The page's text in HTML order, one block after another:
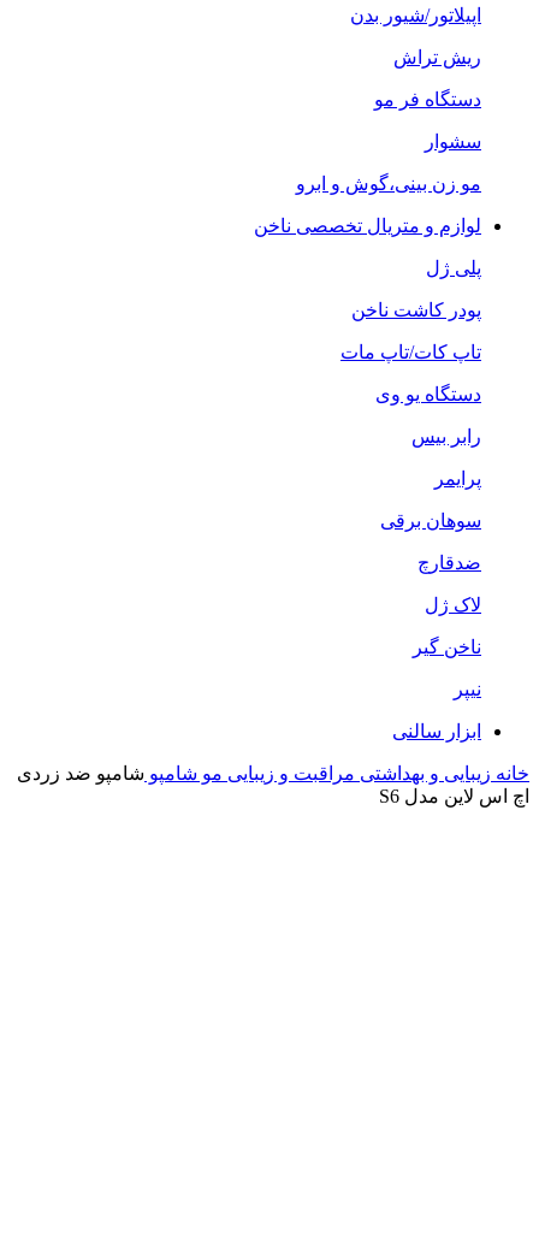
اپیلاتور/شیور بدن
ریش تراش
دستگاه فر مو
سشوار
مو زن بینی،گوش و ابرو
لوازم و متریال تخصصی ناخن
پلی ژل
پودر کاشت ناخن
تاپ کات/تاپ مات
دستگاه یو وی
رابر بیس
پرایمر
سوهان برقی
ضدقارچ
لاک ژل
ناخن گیر
نیپر
ابزار سالنی
خانه زیبایی و بهداشتی مراقبت و زیبایی مو شامپو شامپو ضد زردی
اچ اس لاین مدل S6